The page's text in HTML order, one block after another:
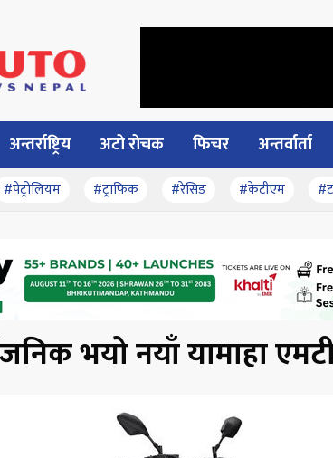
अन्तर्राष्ट्रिय अटो रोचक फिचर अन्तर्वार्ता
#पेट्रोलियम #ट्राफिक #रेसिङ #केटीएम
भयो नयाँ यामाहा